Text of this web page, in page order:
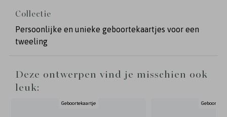
Collectie
Persoonlijke en unieke geboortekaartjes voor een
tweeling
Deze ontwerpen vind je misschien ook
leuk:
Geboortekaartje